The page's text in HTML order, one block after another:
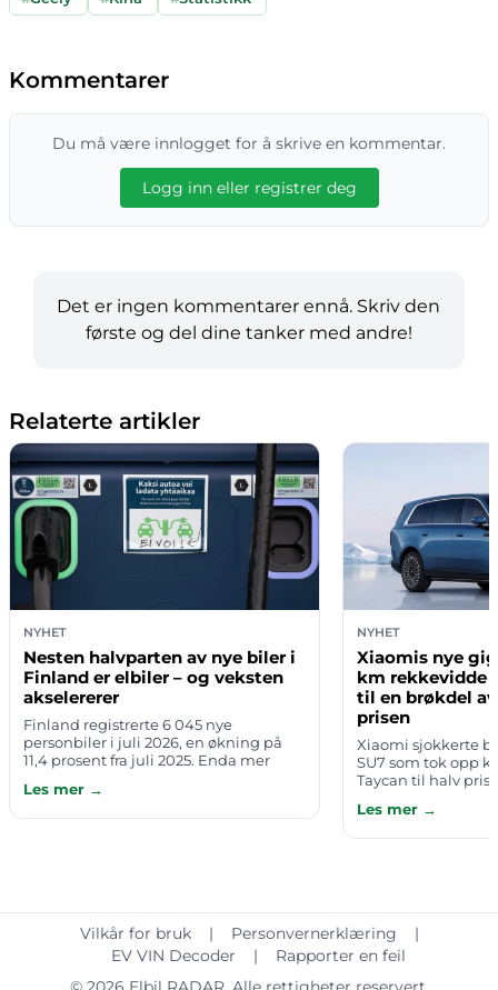
Kommentarer
Du må være innlogget for å skrive en kommentar.
Logg inn eller registrer deg
Det er ingen kommentarer ennå. Skriv den
første og del dine tanker med andre!
Relaterte artikler
NYHET
Nesten halvparten av nye biler i
Finland er elbiler – og veksten
akselererer
Finland registrerte 6 045 nye
personbiler i juli 2026, en økning på
11,4 prosent fra juli 2025. Enda mer
registrert i Finland hittil i 2026, er …
Les mer →
NYHET
Xiaomis nye
km rekkevidde
til en brøkdel
prisen
Xiaomi sjokkerte
SU7 som tok opp
Taycan til halv
5,29 meter lang
Les mer →
Vilkår for bruk | Personvernerklæring
|
EV VIN Decoder
|
Rapporter en feil